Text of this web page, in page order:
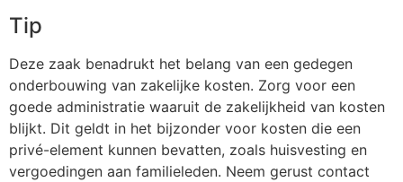
Tip
Deze zaak benadrukt het belang van een gedegen
onderbouwing van zakelijke kosten. Zorg voor een
goede administratie waaruit de zakelijkheid van kosten
blijkt. Dit geldt in het bijzonder voor kosten die een
privé-element kunnen bevatten, zoals huisvesting en
vergoedingen aan familieleden. Neem gerust contact